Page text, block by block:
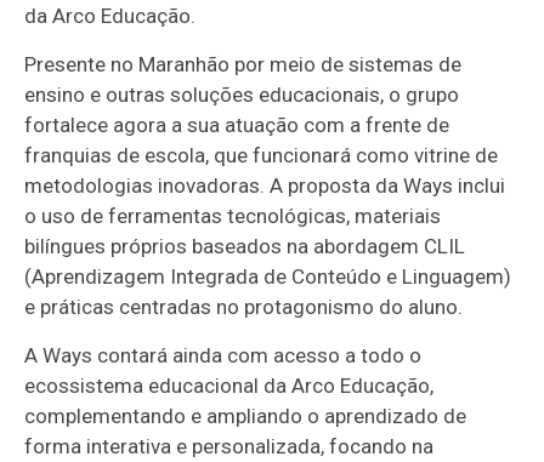
da Arco Educação.
Presente no Maranhão por meio de sistemas de
ensino e outras soluções educacionais, o grupo
fortalece agora a sua atuação com a frente de
franquias de escola, que funcionará como vitrine de
metodologias inovadoras. A proposta da Ways inclui
o uso de ferramentas tecnológicas, materiais
bilíngues próprios baseados na abordagem CLIL
(Aprendizagem Integrada de Conteúdo e Linguagem)
e práticas centradas no protagonismo do aluno.
A Ways contará ainda com acesso a todo o
ecossistema educacional da Arco Educação,
complementando e ampliando o aprendizado de
forma interativa e personalizada, focando na